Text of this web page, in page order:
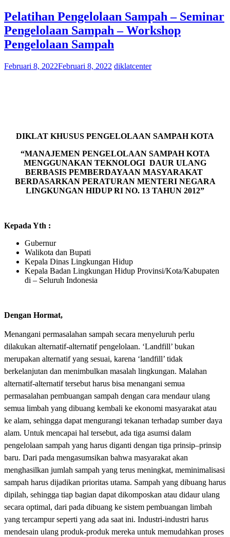
Pelatihan Pengelolaan Sampah – Seminar
Pengelolaan Sampah – Workshop
Pengelolaan Sampah
Februari 8, 2022Februari 8, 2022 diklatcenter
DIKLAT KHUSUS PENGELOLAAN SAMPAH KOTA
“MANAJEMEN PENGELOLAAN SAMPAH KOTA
MENGGUNAKAN TEKNOLOGI DAUR ULANG
BERBASIS PEMBERDAYAAN MASYARAKAT
BERDASARKAN PERATURAN MENTERI NEGARA
LINGKUNGAN HIDUP RI NO. 13 TAHUN 2012”
Kepada Yth :
Gubernur
Walikota dan Bupati
Kepala Dinas Lingkungan Hidup
Kepala Badan Lingkungan Hidup Provinsi/Kota/Kabupaten
di – Seluruh Indonesia
Dengan Hormat,
Menangani permasalahan sampah secara menyeluruh perlu
dilakukan alternatif-alternatif pengelolaan. ‘Landfill’ bukan
merupakan alternatif yang sesuai, karena ‘landfill’ tidak
berkelanjutan dan menimbulkan masalah lingkungan. Malahan
alternatif-alternatif tersebut harus bisa menangani semua
permasalahan pembuangan sampah dengan cara mendaur ulang
semua limbah yang dibuang kembali ke ekonomi masyarakat atau
ke alam, sehingga dapat mengurangi tekanan terhadap sumber daya
alam. Untuk mencapai hal tersebut, ada tiga asumsi dalam
pengelolaan sampah yang harus diganti dengan tiga prinsip–prinsip
baru. Dari pada mengasumsikan bahwa masyarakat akan
menghasilkan jumlah sampah yang terus meningkat, meminimalisasi
sampah harus dijadikan prioritas utama. Sampah yang dibuang harus
dipilah, sehingga tiap bagian dapat dikomposkan atau didaur ulang
secara optimal, dari pada dibuang ke sistem pembuangan limbah
yang tercampur seperti yang ada saat ini. Industri-industri harus
mendesain ulang produk-produk mereka untuk memudahkan proses